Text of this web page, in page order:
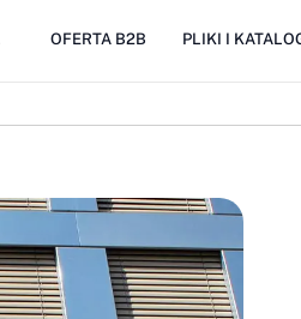
OFERTA B2B PLIKI I